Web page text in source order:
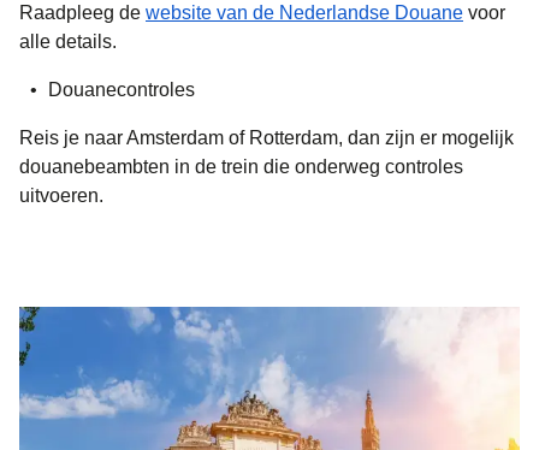
Raadpleeg de website van de Nederlandse Douane( opent
voor
alle details.
Douanecontroles
Reis je naar Amsterdam of Rotterdam, dan zijn er mogelijk
douanebeambten in de trein die onderweg controles
uitvoeren.